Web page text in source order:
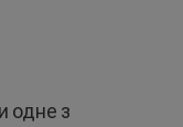
одне з